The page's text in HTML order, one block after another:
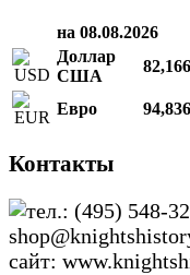
на 08.08.2026
Доллар
США
Евро
Контакты
тел.: (495) 548-
сайт: